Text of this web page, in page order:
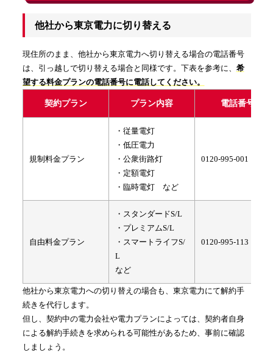
他社から東京電力に切り替える
現住所のまま、他社から東京電力へ切り替える場合の電話番号
は、引っ越しで切り替える場合と同様です。下表を参考に、 希
望する料金プランの電話番号に電話してください。
契約プラン プラン内容 電話番号
規制料金プラン
・従量電灯
・低圧電力
・公衆街路灯
・定額電灯
・臨時電灯 など
0120-995-001
自由料金プラン
・スタンダードS/L
・プレミアムS/L
・スマートライフS/
L
など
0120-995-113
他社から東京電力への切り替えの場合も、東京電力にて解約手
続きを代行します。
但し、契約中の電力会社や電力プランによっては、契約者自身
による解約手続きを求められる可能性があるため、事前に確認
しましょう。